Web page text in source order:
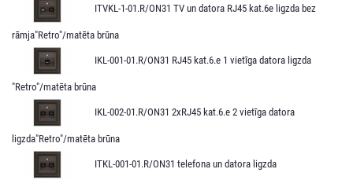
ITVKL-1-01.R/ON31 TV un datora RJ45 kat.6e ligzda bez
rāmja"Retro"/matēta brūna
IKL-001-01.R/ON31 RJ45 kat.6.e 1 vietīga datora ligzda
"Retro"/matēta brūna
IKL-002-01.R/ON31 2xRJ45 kat.6.e 2 vietīga datora
ligzda"Retro"/matēta brūna
ITKL-001-01.R/ON31 telefona un datora ligzda